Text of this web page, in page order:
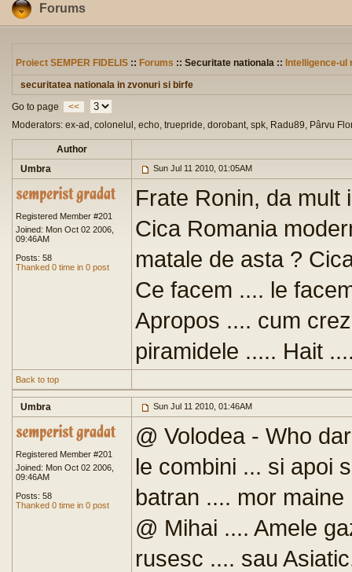
Forums
Proiect SEMPER FIDELIS :: Forums :: Securitate nationala :: Intelligence-ul
securitatea nationala in zvonuri si birfe
Go to page
<<
Moderators: ex-ad, colonelul, echo, truepride, dorobant, spk, Radu89, Pârvu
Author
Umbra
Sun Jul 11 2010, 01:05AM
Registered Member #201
Joined: Mon Oct 02 2006,
09:46AM
Posts: 58
Thanked 0 time in 0 post
Frate Ronin, da mult
Cica Romania
matale de asta ?
Ce facem .... le
Apropos .... cum
piramidele ..... Hait
Back to top
Umbra Sun Jul 11 2010, 01:46AM
Registered Member #201
Joined: Mon Oct 02 2006,
09:46AM
Posts: 58
Thanked 0 time in 0 post
@ Volodea - Who
le combini ... si apoi
batran .... mor
@ Mihai .... Amele
rusesc .... sau